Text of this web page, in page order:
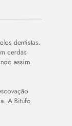
dentistas.
cerdas
assim
A Bitufo